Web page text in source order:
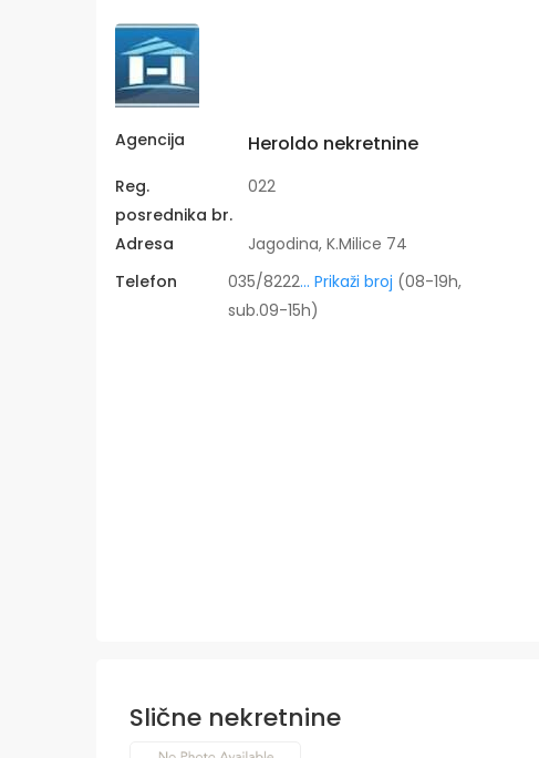
Agencija Heroldo nekretnine
Reg.
posrednika br.
022
Adresa
Jagodina, K.Milice 74
Telefon
035/8222... Prikaži broj (08-19h,
sub.09-15h)
Slične nekretnine